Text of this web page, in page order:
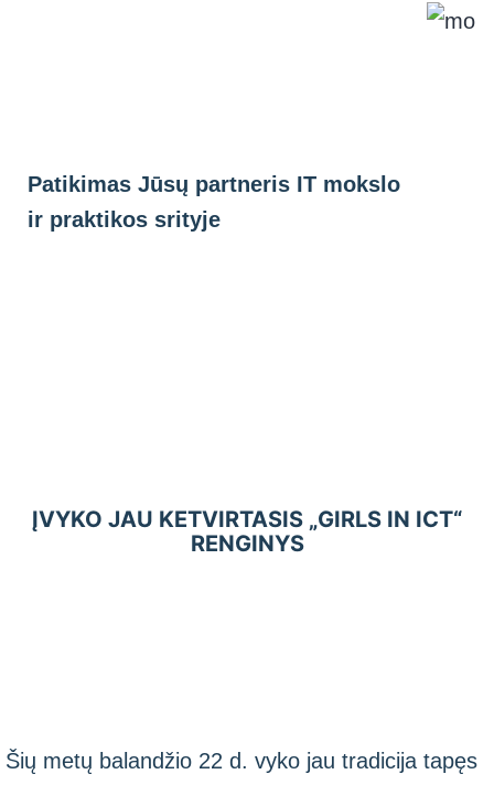
Patikimas Jūsų partneris IT mokslo
ir praktikos srityje
ĮVYKO JAU KETVIRTASIS „GIRLS IN ICT“
RENGINYS
Šių metų balandžio 22 d. vyko jau tradicija tapęs